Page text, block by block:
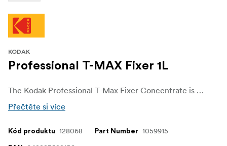
KODAK
Professional T-MAX Fixer 1L
The Kodak Professional T-Max Fixer Concentrate is a high-quality B&W film fixer developed specifically for Kodak T-Max films and other T-grain films, including Fomapan 200, Ilford Delta and Fujifilm Neopan. However, this fixer is also suitable for use with all other B&W films.
Přečtěte si více
Kód produktu 128068 Part Number 1059915